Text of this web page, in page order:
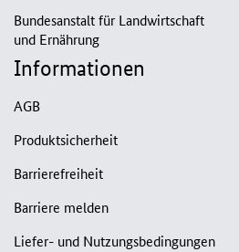
Bundesanstalt für Landwirtschaft
und Ernährung
Informationen
AGB
Produktsicherheit
Barrierefreiheit
Barriere melden
Liefer- und Nutzungsbedingungen